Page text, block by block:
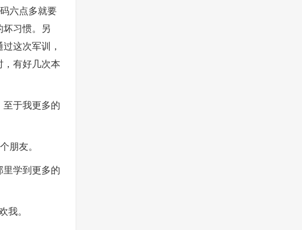
六点多就要
习惯。另
这次军训，
有好几次本
于我更多的
朋友。
学到更多的
。